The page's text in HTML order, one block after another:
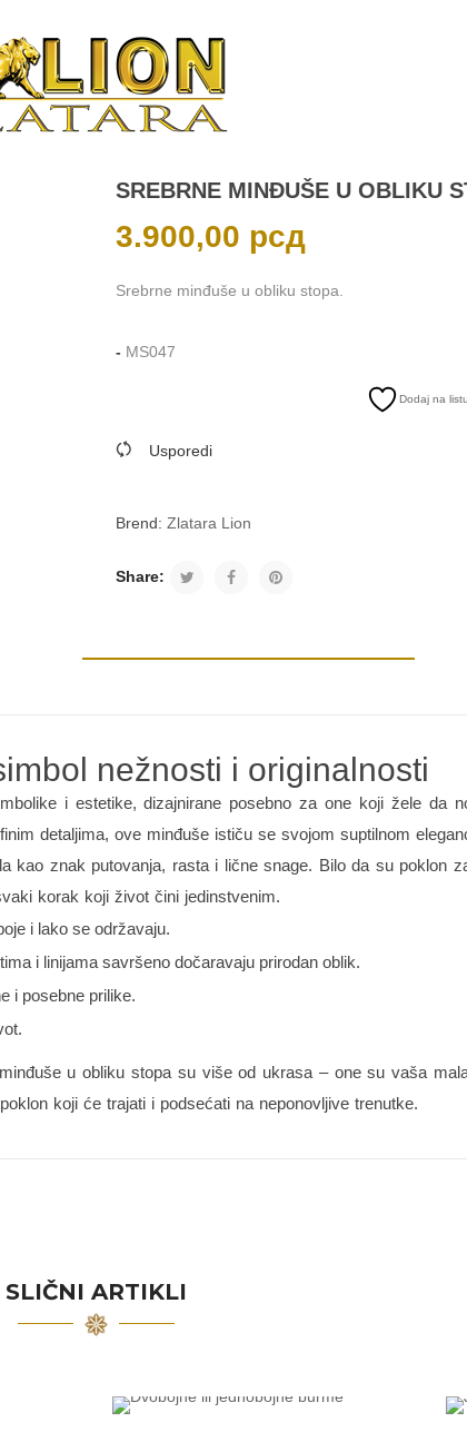
SREBRNE MINĐUŠE U OBLIKU
3.900,00 рсд
Srebrne minđuše u obliku stopa.
- MS047
Dodaj na
Usporedi
Brend:Zlatara Lion
Share:
nežnosti i originalnosti
i estetike, dizajnirane posebno za one koji žele da
detaljima, ove minđuše ističu se svojom suptilnom
znak putovanja, rasta i lične snage. Bilo da su poklon
korak koji život čini jedinstvenim.
i lako se održavaju.
i linijama savršeno dočaravaju prirodan oblik.
i posebne prilike.
u obliku stopa su više od ukrasa – one su vaša
koji će trajati i podsećati na neponovljive trenutke.
SLIČNI ARTIKLI